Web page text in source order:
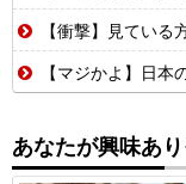
【衝撃】見ている
【マジかよ】日本の強
あなたが興味あ